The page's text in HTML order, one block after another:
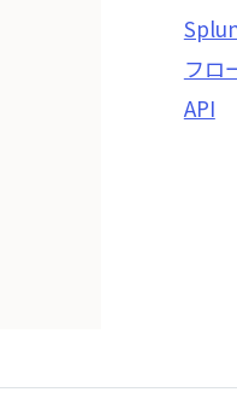
フロ
API